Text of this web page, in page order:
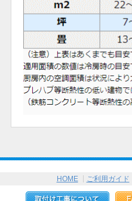
HOME ご利用ガイド